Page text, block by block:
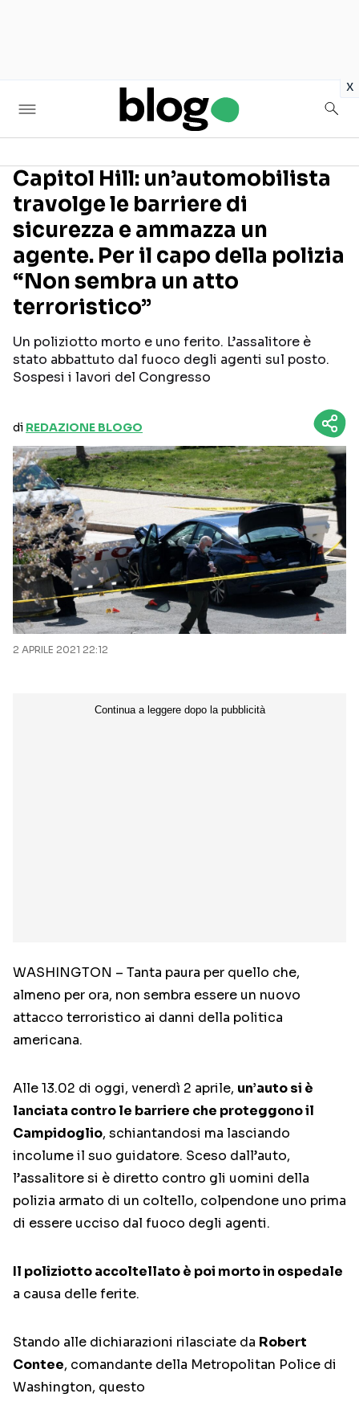
x
Seguici sui social
Capitol Hill: un’automobilista
travolge le barriere di
sicurezza e ammazza un
agente. Per il capo della polizia
“Non sembra un atto
terroristico”
Un poliziotto morto e uno ferito. L’assalitore è
stato abbattuto dal fuoco degli agenti sul posto.
Sospesi i lavori del Congresso
di REDAZIONE BLOGO
2 APRILE 2021 22:12
WASHINGTON – Tanta paura per quello che,
almeno per ora, non sembra essere un nuovo
attacco terroristico ai danni della politica
americana.
Alle 13.02 di oggi, venerdì 2 aprile, un’auto si è
lanciata contro le barriere che proteggono il
Campidoglio, schiantandosi ma lasciando
incolume il suo guidatore. Sceso dall’auto,
l’assalitore si è diretto contro gli uomini della
polizia armato di un coltello, colpendone uno prima
di essere ucciso dal fuoco degli agenti.
Il poliziotto accoltellato è poi morto in ospedale
a causa delle ferite.
Stando alle dichiarazioni rilasciate da Robert
Contee, comandante della Metropolitan Police di
Washington, questo